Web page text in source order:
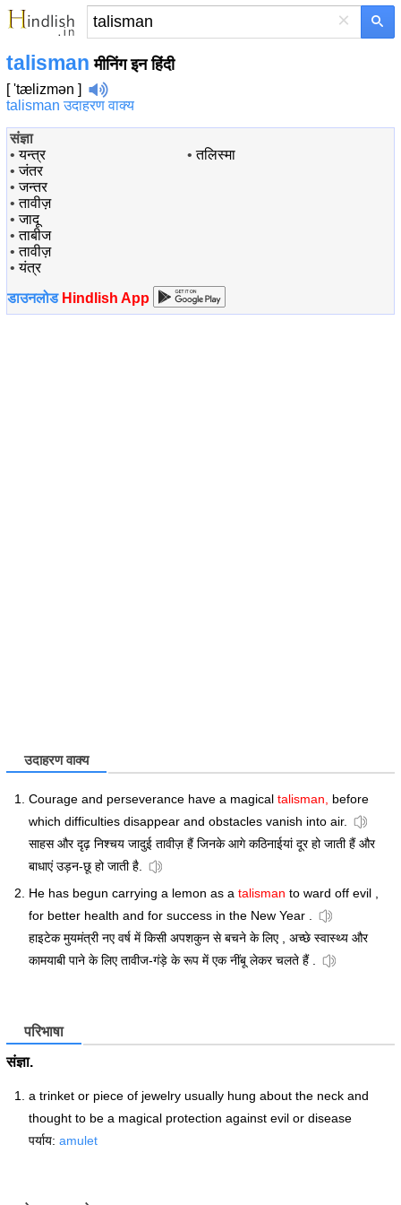
×
talisman मीनिंग इन हिंदी
[ 'tælizmən ]
talisman उदाहरण वाक्य
संज्ञा
•यन्त्र
•जंतर
•जन्तर
•तावीज़
•जादू
•ताबीज
•तावीज़
•यंत्र
•तलिस्मा
डाउनलोड Hindlish App
उदाहरण वाक्य
Courage and perseverance have a magical talisman,
before
which difficulties disappear and obstacles vanish into air.
साहस और दृढ़ निश्चय जादुई तावीज़ हैं जिनके आगे कठिनाईयां दूर हो जाती हैं और
बाधाएं उड़न-छू हो जाती है.
He has begun carrying a lemon as a talisman to ward off evil ,
for better health and for success in the New Year .
हाइटेक मुयमंत्री नए वर्ष में किसी अपशकुन से बचने के लिए , अच्छे स्वास्थ्य और
कामयाबी पाने के लिए तावीज-गंड़े के रूप में एक नींबू लेकर चलते हैं .
परिभाषा
संज्ञा.
a trinket or piece of jewelry usually hung about the neck and
thought to be a magical protection against evil or disease
पर्याय: amulet